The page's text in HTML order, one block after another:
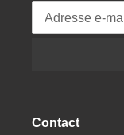
Contact